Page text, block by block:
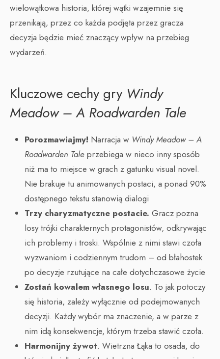
wielowątkowa historia, której wątki wzajemnie się
przenikają, przez co każda podjęta przez gracza
decyzja będzie mieć znaczący wpływ na przebieg
wydarzeń.
Kluczowe cechy gry Windy
Meadow – A Roadwarden Tale
Porozmawiajmy! Narracja w Windy Meadow – A
Roadwarden Tale przebiega w nieco inny sposób
niż ma to miejsce w grach z gatunku visual novel.
Nie brakuje tu animowanych postaci, a ponad 90%
dostępnego tekstu stanowią dialogi
Trzy charyzmatyczne postacie. Gracz pozna
losy trójki charakternych protagonistów, odkrywając
ich problemy i troski. Wspólnie z nimi stawi czoła
wyzwaniom i codziennym trudom – od błahostek
po decyzje rzutujące na całe dotychczasowe życie
Zostań kowalem własnego losu. To jak potoczy
się historia, zależy wyłącznie od podejmowanych
decyzji. Każdy wybór ma znaczenie, a w parze z
nim idą konsekwencje, którym trzeba stawić czoła.
Harmonijny żywot. Wietrzna Łąka to osada, do